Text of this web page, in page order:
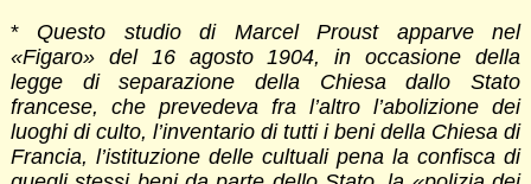
* Questo studio di Marcel Proust apparve nel
«Figaro» del 16 agosto 1904, in occasione della
legge di separazione della Chiesa dallo Stato
francese, che prevedeva fra l’altro l’abolizione dei
luoghi di culto, l’inventario di tutti i beni della Chiesa di
Francia, l’istituzione delle cultuali pena la confisca di